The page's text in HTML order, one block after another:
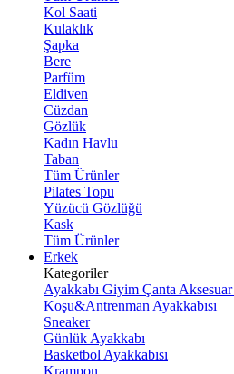
Kol Saati
Kulaklık
Şapka
Bere
Parfüm
Eldiven
Cüzdan
Gözlük
Kadın Havlu
Taban
Tüm Ürünler
Pilates Topu
Yüzücü Gözlüğü
Kask
Tüm Ürünler
Erkek
Kategoriler
Ayakkabı Giyim Çanta Aksesuar
Koşu&Antrenman Ayakkabısı
Sneaker
Günlük Ayakkabı
Basketbol Ayakkabısı
Krampon